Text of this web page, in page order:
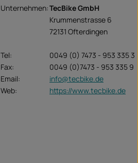
Unternehmen:TecBike GmbH
Krummenstrasse 6
72131 Ofterdingen
Tel:
0049 (0) 7473 - 953 335 3
Fax:
0049 (0)7473 - 953 335 9
Email:
info@tecbike.de
Web:
https://www.tecbike.de